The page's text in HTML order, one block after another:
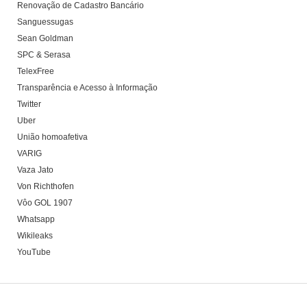
Renovação de Cadastro Bancário
Sanguessugas
Sean Goldman
SPC & Serasa
TelexFree
Transparência e Acesso à Informação
Twitter
Uber
União homoafetiva
VARIG
Vaza Jato
Von Richthofen
Vôo GOL 1907
Whatsapp
Wikileaks
YouTube